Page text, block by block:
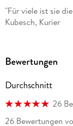
auch nicht allzu
Jahre lang
und dessen
Willen hin den
dessen Stofftiger
Schaffenszeit
der einzelnen
"Für viele ist sie
Kubesch, Kurier
Bewertungen
Durchschnitt
26
26 Bewertungen